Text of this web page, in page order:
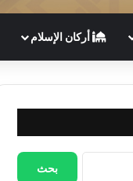
أركان الإسلام
البحث